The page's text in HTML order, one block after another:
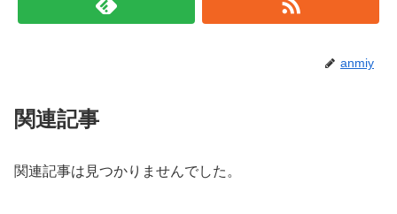
anmiy
関連記事
関連記事は見つかりませんでした。